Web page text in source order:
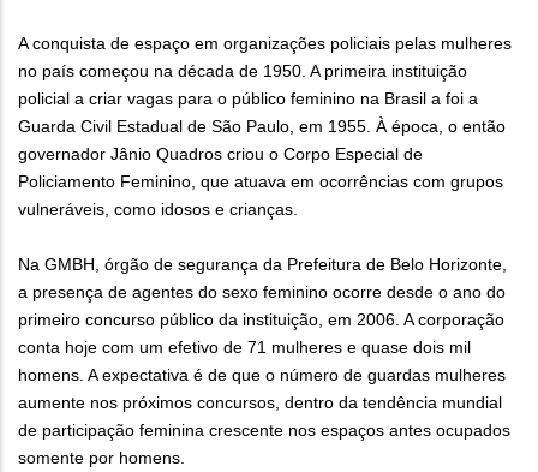
A conquista de espaço em organizações policiais pelas mulheres
no país começou na década de 1950. A primeira instituição
policial a criar vagas para o público feminino na Brasil a foi a
Guarda Civil Estadual de São Paulo, em 1955. À época, o então
governador Jânio Quadros criou o Corpo Especial de
Policiamento Feminino, que atuava em ocorrências com grupos
vulneráveis, como idosos e crianças.
Na GMBH, órgão de segurança da Prefeitura de Belo Horizonte,
a presença de agentes do sexo feminino ocorre desde o ano do
primeiro concurso público da instituição, em 2006. A corporação
conta hoje com um efetivo de 71 mulheres e quase dois mil
homens. A expectativa é de que o número de guardas mulheres
aumente nos próximos concursos, dentro da tendência mundial
de participação feminina crescente nos espaços antes ocupados
somente por homens.